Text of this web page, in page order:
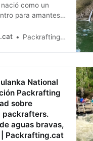
como un
para amantes
En diciembre de
impulsar la
Packrafting sur la rivière Neretva. Bosnie-Herzégovine
National
Packrafting
sobre
packrafters.
aguas bravas,
Packrafting.cat